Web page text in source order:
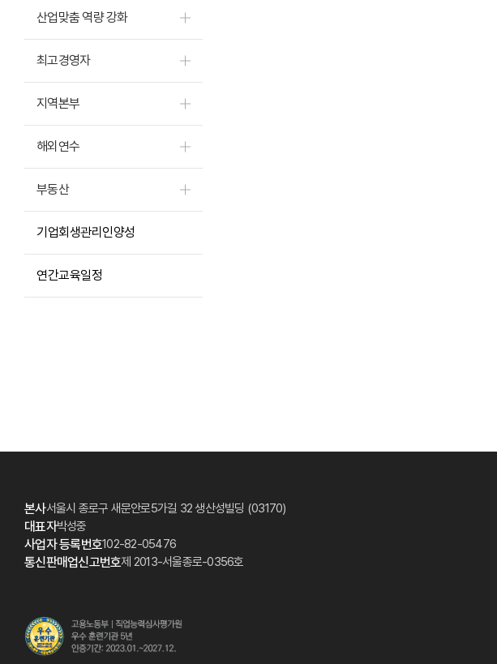
산업맞춤 역량 강화
최고경영자
지역본부
해외연수
부동산
기업회생관리인양성
연간교육일정
본사서울시 종로구 새문안로5가길 32 생산성빌딩 (03170)
대표자박성중
사업자 등록번호102-82-05476
통신판매업신고번호제 2013-서울종로-0356호